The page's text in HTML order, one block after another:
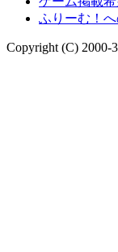
ふりーむ！
Copyright (C) 2000-